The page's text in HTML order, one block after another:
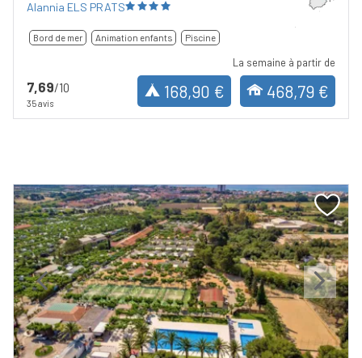
Alannia ELS PRATS
Bord de mer Animation enfants Piscine
7,69/10
35 avis
La semaine à partir de
168,90 € 468,79 €
Previous Next